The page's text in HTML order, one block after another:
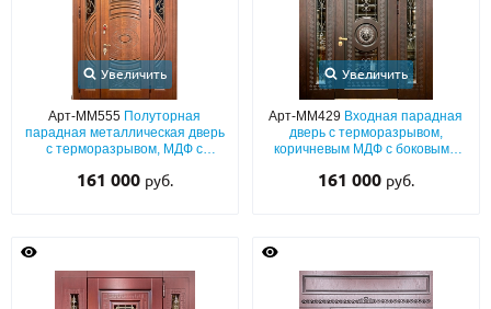
Увеличить
Арт-ММ555 Полуторная
парадная металлическая дверь
с терморазрывом, МДФ с
капителями, ковкой и
161 000 руб.
Увеличить
Арт-ММ429 Входная парадная
дверь с терморазрывом,
коричневым МДФ с боковыми
стеклопакетами и ковкой
161 000 руб.